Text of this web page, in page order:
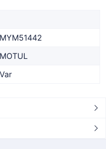
MYM51442
MOTUL
Var